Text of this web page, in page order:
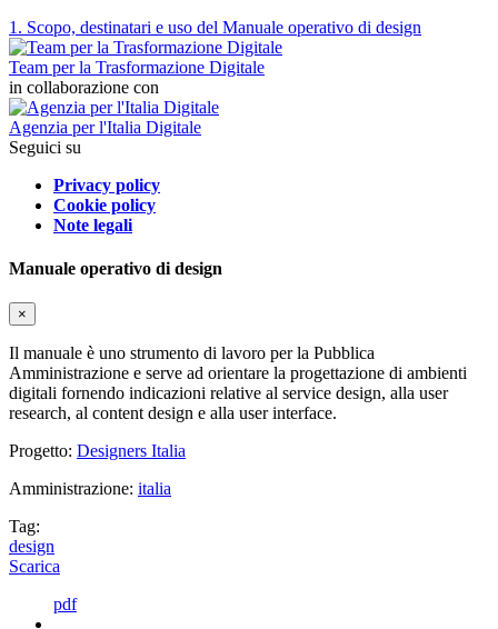
1. Scopo, destinatari e uso del Manuale operativo di design
Team per la Trasformazione Digitale
in collaborazione con
Agenzia per l'Italia Digitale
Seguici su
Privacy policy
Cookie policy
Note legali
Manuale operativo di design
×
Il manuale è uno strumento di lavoro per la Pubblica
Amministrazione e serve ad orientare la progettazione di ambienti
digitali fornendo indicazioni relative al service design, alla user
research, al content design e alla user interface.
Progetto: Designers Italia
Amministrazione: italia
Tag:
design
Scarica
pdf